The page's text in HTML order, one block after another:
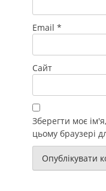
Email *
Сайт
Зберегти моє
цьому браузері